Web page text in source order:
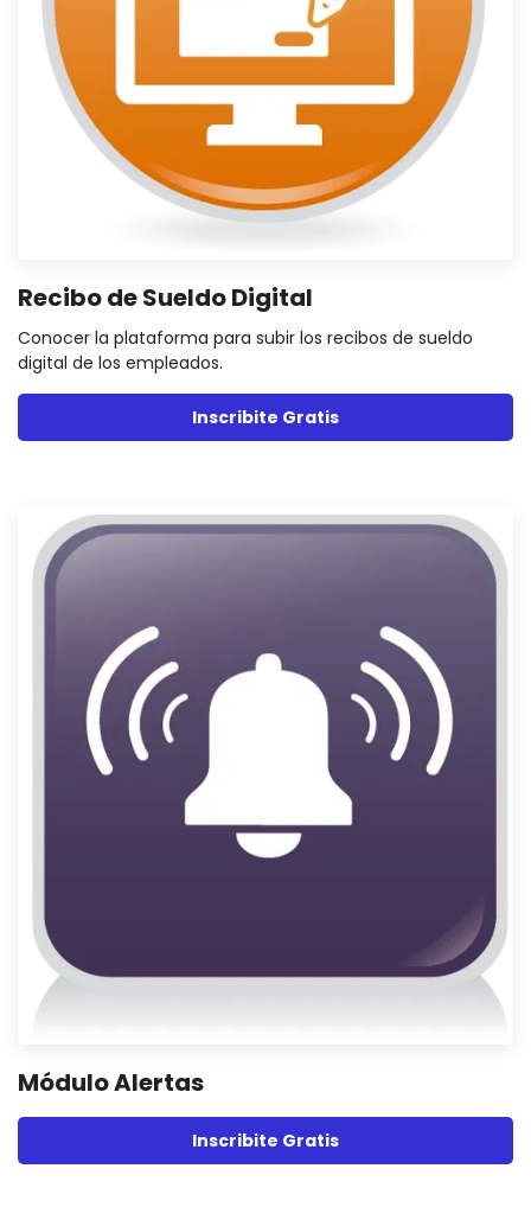
Recibo de Sueldo Digital
Conocer la plataforma para subir los recibos de sueldo
digital de los empleados.
Inscribite Gratis
Módulo Alertas
Inscribite Gratis